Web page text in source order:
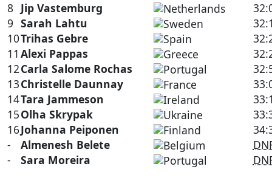
8 Jip Vastemburg
9 Sarah Lahtu
10Trihas Gebre
11 Alexi Pappas
12Carla Salome Rochas
13Christelle Daunnay
14Tara Jammeson
15Olha Skrypak
16Johanna Peiponen
-
Almenesh Belete
-
Sara Moreira